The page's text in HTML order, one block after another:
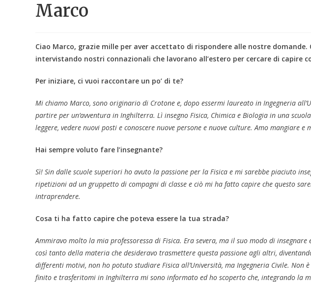
Marco
Ciao Marco, grazie mille per aver accettato di rispondere alle nostre
intervistando nostri connazionali che lavorano all’estero per cercare di capire
Per iniziare, ci vuoi raccontare un po’ di te?
Mi chiamo Marco, sono originario di Crotone e, dopo essermi laureato in Ingegneria
partire per un’avventura in Inghilterra. Lì insegno Fisica, Chimica e Biologia in una
leggere, vedere nuovi posti e conoscere nuove persone e nuove culture. Amo mangiare e
Hai sempre voluto fare l’insegnante?
Sì! Sin dalle scuole superiori ho avuto la passione per la Fisica e mi sarebbe piaciuto
ripetizioni ad un gruppetto di compagni di classe e ciò mi ha fatto capire che questo
intraprendere.
Cosa ti ha fatto capire che poteva essere la tua strada?
Ammiravo molto la mia professoressa di Fisica. Era severa, ma il suo modo di
così tanto della materia che desideravo trasmettere questa passione agli altri,
differenti motivi, non ho potuto studiare Fisica all’Università, ma Ingegneria Civile. Non
finito e trasferitomi in Inghilterra mi sono informato ed ho scoperto che, integrando la